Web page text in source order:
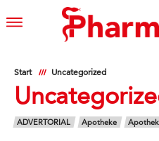
Start Uncategorized
ADVERTORIAL Apotheke